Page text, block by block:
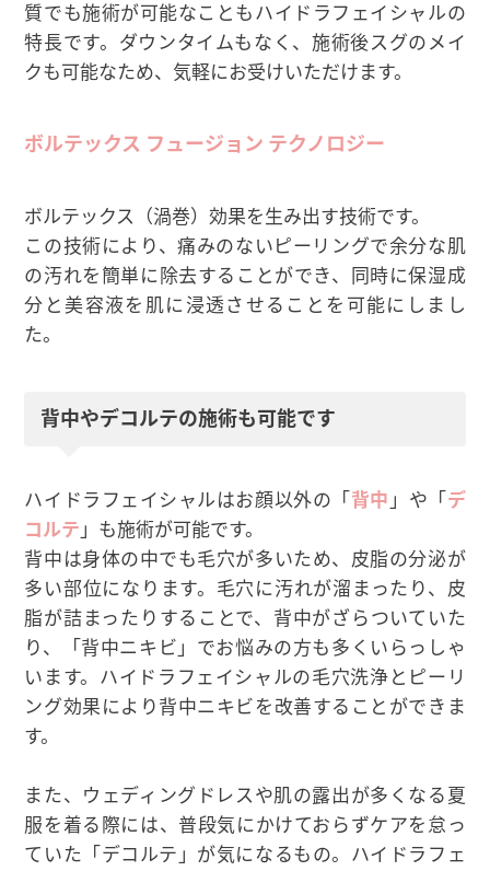
質でも施術が可能なこともハイドラフェイシャルの
特長です。ダウンタイムもなく、施術後スグのメイ
クも可能なため、気軽にお受けいただけます。
ボルテックス フュージョン テクノロジー
ボルテックス（渦巻）効果を生み出す技術です。
この技術により、痛みのないピーリングで余分な肌
の汚れを簡単に除去することができ、同時に保湿成
分と美容液を肌に浸透させることを可能にしまし
た。
背中やデコルテの施術も可能です
ハイドラフェイシャルはお顔以外の「背中 」や「デ
コルテ 」も施術が可能です。
背中は身体の中でも毛穴が多いため、皮脂の分泌が
多い部位になります。毛穴に汚れが溜まったり、皮
脂が詰まったりすることで、背中がざらついていた
り、「背中ニキビ」でお悩みの方も多くいらっしゃ
います。ハイドラフェイシャルの毛穴洗浄とピーリ
ング効果により背中ニキビを改善することができま
す。
また、ウェディングドレスや肌の露出が多くなる夏
服を着る際には、普段気にかけておらずケアを怠っ
ていた「デコルテ」が気になるもの。ハイドラフェ